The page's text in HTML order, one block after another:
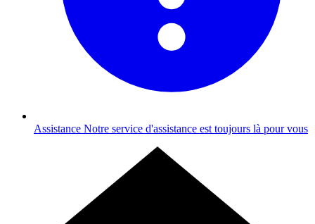
Assistance Notre service d'assistance est toujours là pour vous